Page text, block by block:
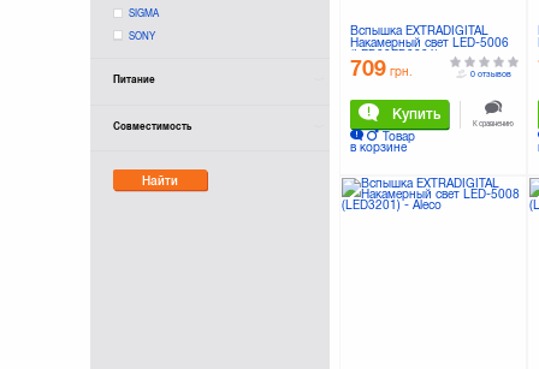
SIGMA
SONY
Питание
Совместимость
Найти
Вспышка EXTRADIGITAL
Накамерный свет LED-5006
(LED00ED0001)
709 грн.
Купить
Товар
в корзине
0 отзывов
К сравнению